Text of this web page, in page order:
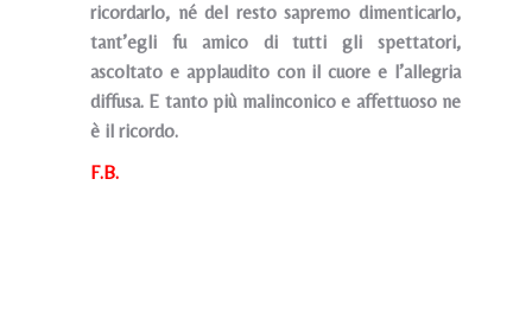
ricordarlo, né del resto sapremo dimenticarlo,
tant’egli fu amico di tutti gli spettatori,
ascoltato e applaudito con il cuore e l’allegria
diffusa. E tanto più malinconico e affettuoso ne
è il ricordo.
F.B.